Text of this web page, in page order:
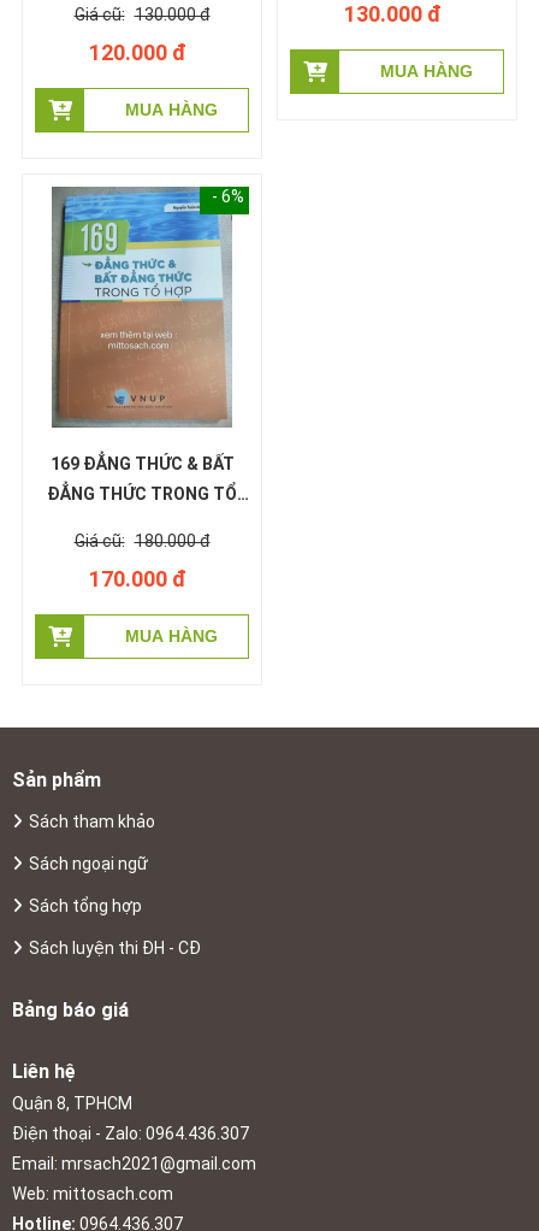
130.000 đ
120.000 đ
130.000 đ
- 6%
169 ĐẲNG THỨC & BẤT
ĐẲNG THỨC TRONG TỔ
180.000 đ
170.000 đ
Sản phẩm
Sách tham khảo
Sách ngoại ngữ
Sách tổng hợp
Sách luyện thi ĐH - CĐ
Bảng báo giá
Liên hệ
Quận 8, TPHCM
Điện thoại - Zalo: 0964.436.307
Email: mrsach2021@gmail.com
Web: mittosach.com
Hotline: 0964.436.307